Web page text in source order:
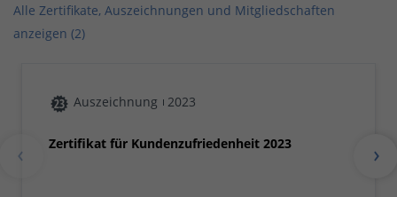
Alle Zertifikate, Auszeichnungen und Mitgliedschaften
anzeigen (2)
Auszeichnung 2023
Zertifikat für Kundenzufriedenheit 2023